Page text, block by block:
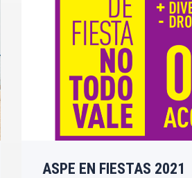
ASPE EN FIESTAS 2021